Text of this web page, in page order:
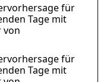
für
Tage mit
von
für
Tage mit